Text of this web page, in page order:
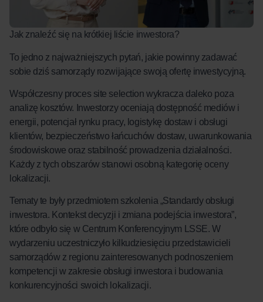
Jak znaleźć się na krótkiej liście inwestora?
To jedno z najważniejszych pytań, jakie powinny zadawać
sobie dziś samorządy rozwijające swoją ofertę inwestycyjną.
Współczesny proces site selection wykracza daleko poza
analizę kosztów. Inwestorzy oceniają dostępność mediów i
energii, potencjał rynku pracy, logistykę dostaw i obsługi
klientów, bezpieczeństwo łańcuchów dostaw, uwarunkowania
środowiskowe oraz stabilność prowadzenia działalności.
Każdy z tych obszarów stanowi osobną kategorię oceny
lokalizacji.
Tematy te były przedmiotem szkolenia „Standardy obsługi
inwestora. Kontekst decyzji i zmiana podejścia inwestora”,
które odbyło się w Centrum Konferencyjnym LSSE. W
wydarzeniu uczestniczyło kilkudziesięciu przedstawicieli
samorządów z regionu zainteresowanych podnoszeniem
kompetencji w zakresie obsługi inwestora i budowania
konkurencyjności swoich lokalizacji.